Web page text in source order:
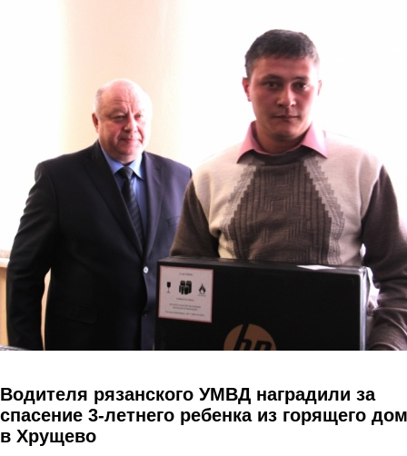
Водителя рязанского УМВД наградили за
спасение 3-летнего ребенка из горящего
в Хрущево